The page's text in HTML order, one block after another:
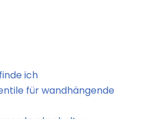
ich
für wandhängende